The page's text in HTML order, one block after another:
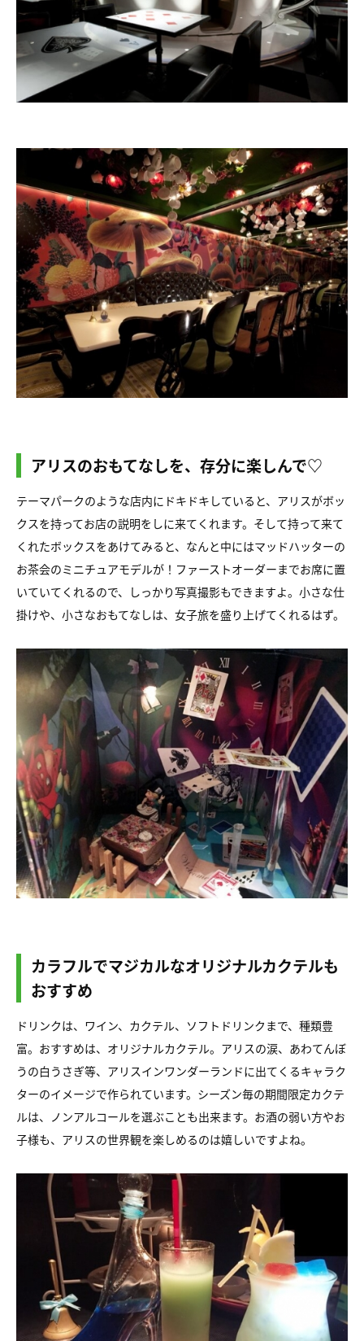
アリスのおもてなしを、存分に楽しんで♡
テーマパークのような店内にドキドキしていると、アリスがボッ
クスを持ってお店の説明をしに来てくれます。そして持って来て
くれたボックスをあけてみると、なんと中にはマッドハッターの
お茶会のミニチュアモデルが！ファーストオーダーまでお席に置
いていてくれるので、しっかり写真撮影もできますよ。小さな仕
掛けや、小さなおもてなしは、女子旅を盛り上げてくれるはず。
カラフルでマジカルなオリジナルカクテルも
おすすめ
ドリンクは、ワイン、カクテル、ソフトドリンクまで、種類豊
富。おすすめは、オリジナルカクテル。アリスの涙、あわてんぼ
うの白うさぎ等、アリスインワンダーランドに出てくるキャラク
ターのイメージで作られています。シーズン毎の期間限定カクテ
ルは、ノンアルコールを選ぶことも出来ます。お酒の弱い方やお
子様も、アリスの世界観を楽しめるのは嬉しいですよね。